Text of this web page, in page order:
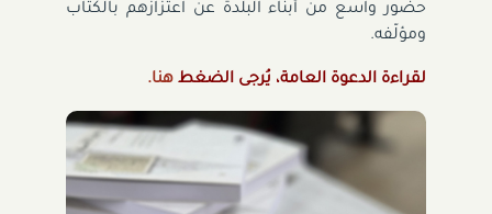
حضور واسع من أبناء البلدة عن اعتزازهم بالكتاب
ومؤلّفه.
لقراءة الدعوة العامة، يُرجى الضغط هنا.